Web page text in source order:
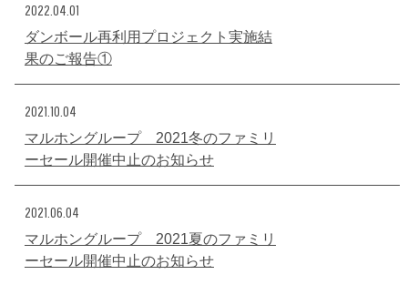
2022.04.01
ダンボール再利用プロジェクト実施結
果のご報告①
2021.10.04
マルホングループ 2021冬のファミリ
ーセール開催中止のお知らせ
2021.06.04
マルホングループ 2021夏のファミリ
ーセール開催中止のお知らせ